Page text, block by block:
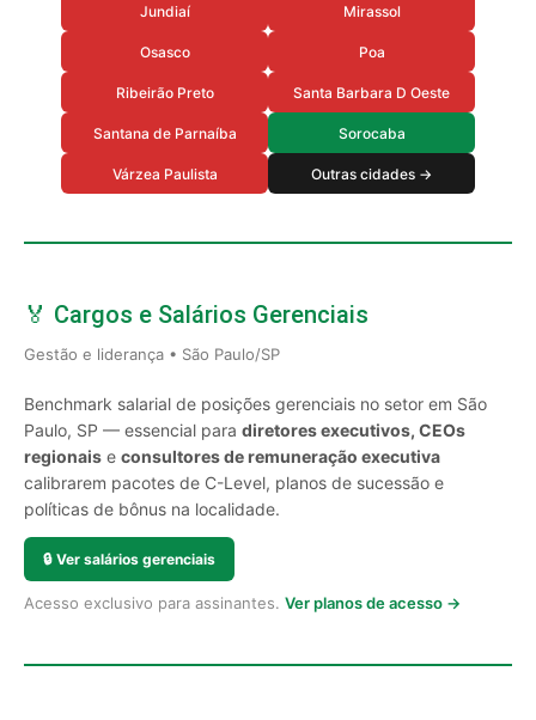
Jundiaí Mirassol
Osasco Poa
Ribeirão Preto Santa Barbara D Oeste
Santana de Parnaíba Sorocaba
Várzea Paulista Outras cidades →
🏅 Cargos e Salários Gerenciais
Gestão e liderança • São Paulo/SP
Benchmark salarial de posições gerenciais no setor em São
Paulo, SP — essencial para diretores executivos, CEOs
regionais e consultores de remuneração executiva
calibrarem pacotes de C-Level, planos de sucessão e
políticas de bônus na localidade.
🔒 Ver salários gerenciais
Acesso exclusivo para assinantes. Ver planos de acesso →